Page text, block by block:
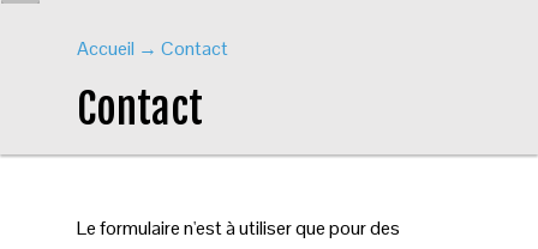
Accueil → Contact
Contact
Le formulaire n'est à utiliser que pour des